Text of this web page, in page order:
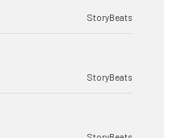
StoryBeats
StoryBeats